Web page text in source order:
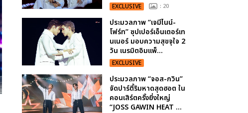
EXCLUSIVE : 20
ประมวลภาพ “เจมีไนน์-
โฟร์ท” ซุปเปอร์เอ็นเตอร์เท
นเนอร์ มอบความสุขจุใจ 2
วัน เนรมิตอิมแพ็...
EXCLUSIVE
ประมวลภาพ “จอส-กวิน”
จัดปาร์ตี้ริมหาดสุดฮอต ใน
คอนเสิร์ตครั้งยิ่งใหญ่
“JOSS GAWIN HEAT ...